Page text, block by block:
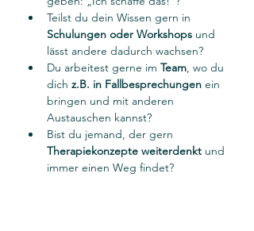
Teilst du dein Wissen gern in
Schulungen oder Workshops und
lässt andere dadurch wachsen?
Du arbeitest gerne im Team, wo du
dich z.B. in Fallbesprechungen ein
bringen und mit anderen
Austauschen kannst?
Bist du jemand, der gern
Therapiekonzepte weiterdenkt und
immer einen Weg findet?